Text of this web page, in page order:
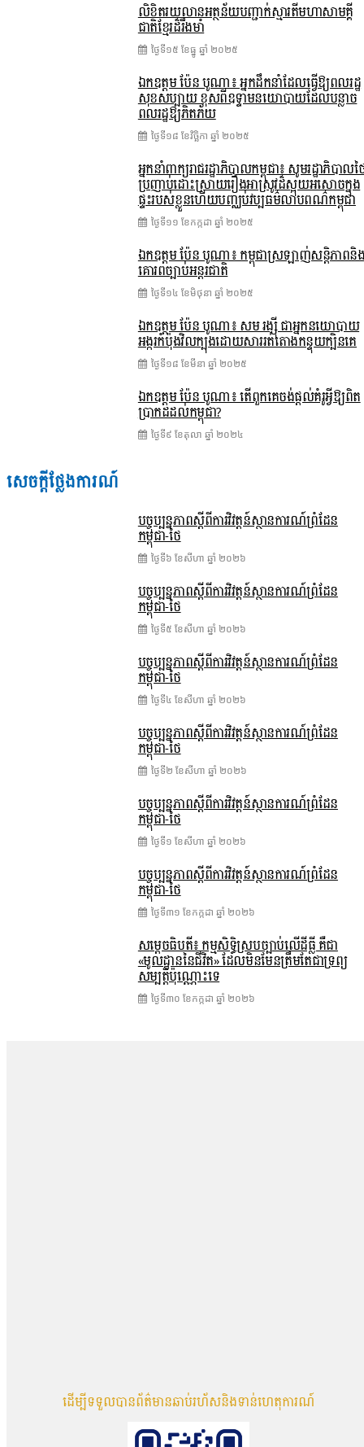
លិខិតរយលានអត្ថន័យបញ្ជាក់ស្មារតីមហាសាមគ្គី
ជាតិខ្មែរដ៏រឹងមាំ
ថ្ងៃទី១៥ ខែ​ធ្នូ ឆ្នាំ ២០២៥
ឯកឧត្តម ប៉ែន បូណា៖ អ្នកដឹកនាំដែលធ្វើឱ្យពលរដ្ឋ
សុខសប្បាយ ខុសពីឧទ្ទាមនយោបាយដែលបន្លាច
ពលរដ្ឋឱ្យភិតភ័យ
ថ្ងៃទី១៨ ខែ​វិច្ឆិកា ឆ្នាំ ២០២៥
អ្នកនាំពាក្យរាជរដ្ឋាភិបាលកម្ពុជា៖ សូមរដ្ឋាភិបាលថ
ប្រញាប់ដោះស្រាយរឿងអាស្រូវដ៏ស្អុយអសោចក្នុង
ផ្ទះរបស់ខ្លួនហើយបញ្ឈប់វប្បធម៌លាបពណ៌កម្ពុជា
ថ្ងៃទី១១ ខែ​កក្កដា ឆ្នាំ ២០២៥
ឯកឧត្តម ប៉ែន បូណា៖ កម្ពុជាស្រឡាញ់សន្តិភាពនិ
គោរពច្បាប់អន្តរជាតិ
ថ្ងៃទី១៤ ខែ​មិថុនា ឆ្នាំ ២០២៥
ឯកឧត្តម ប៉ែន បូណា៖ សម រង្ស៊ី ជាអ្នកនយោបាយ
អង្ករកំប៉ុងវិលក្បុងដោយសាររត់តោងកន្ទុយក្បិនគេ
ថ្ងៃទី១៨ ខែ​មីនា ឆ្នាំ ២០២៥
ឯកឧត្តម ប៉ែន បូណា៖ តើពួកគេចង់ផ្តល់គំរូអ្វីឱ្យពិត
ប្រាកដដល់កម្ពុជា?
ថ្ងៃទី៩ ខែ​តុលា ឆ្នាំ ២០២៤
សេចក្តីថ្លែងការណ៍
បច្ចុប្បន្នភាពស្ដីពីការវិវត្តន៍ស្ថានការណ៍ព្រំដែន
កម្ពុជា-ថៃ
ថ្ងៃទី៦ ខែ​សីហា ឆ្នាំ ២០២៦
បច្ចុប្បន្នភាពស្ដីពីការវិវត្តន៍ស្ថានការណ៍ព្រំដែន
កម្ពុជា-ថៃ
ថ្ងៃទី៥ ខែ​សីហា ឆ្នាំ ២០២៦
បច្ចុប្បន្នភាពស្ដីពីការវិវត្តន៍ស្ថានការណ៍ព្រំដែន
កម្ពុជា-ថៃ
ថ្ងៃទី៤ ខែ​សីហា ឆ្នាំ ២០២៦
បច្ចុប្បន្នភាពស្ដីពីការវិវត្តន៍ស្ថានការណ៍ព្រំដែន
កម្ពុជា-ថៃ
ថ្ងៃទី២ ខែ​សីហា ឆ្នាំ ២០២៦
បច្ចុប្បន្នភាពស្ដីពីការវិវត្តន៍ស្ថានការណ៍ព្រំដែន
កម្ពុជា-ថៃ
ថ្ងៃទី១ ខែ​សីហា ឆ្នាំ ២០២៦
បច្ចុប្បន្នភាពស្ដីពីការវិវត្តន៍ស្ថានការណ៍ព្រំដែន
កម្ពុជា-ថៃ
ថ្ងៃទី៣១ ខែ​កក្កដា ឆ្នាំ ២០២៦
សម្តេចធិបតី៖ កម្មសិទ្ធិស្របច្បាប់លើដីធ្លី គឺជា
«មូលដ្ឋាននៃជីវិត» ដែលមិនមែនត្រឹមតែជាទ្រព្យ
សម្បត្តិប៉ុណ្ណោះទេ
ថ្ងៃទី៣០ ខែ​កក្កដា ឆ្នាំ ២០២៦
ដើម្បីទទួលបានព័ត៌មានឆាប់រហ័សនិងទាន់ហេតុការណ៍